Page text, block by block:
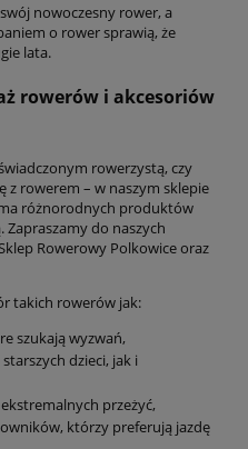
nowoczesny rower, a
o rower sprawią, że
lata.
rowerów i akcesoriów
rowerzystą, czy
z rowerem – w naszym sklepie
różnorodnych produktów
do naszych
Rowerowy Polkowice oraz
takich rowerów jak:
szukają wyzwań,
dzieci, jak i
przeżyć,
którzy preferują jazdę